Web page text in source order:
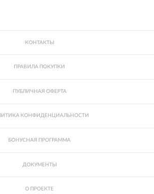
КОНТАКТЫ
ПРАВИЛА ПОКУПКИ
ПУБЛИЧНАЯ ОФЕРТА
КОНФИДЕНЦИАЛЬНОСТИ
БОНУСНАЯ ПРОГРАММА
ДОКУМЕНТЫ
О ПРОЕКТЕ